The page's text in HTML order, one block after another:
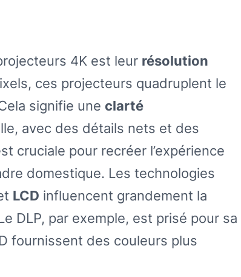
4K est leur résolution
ces projecteurs quadruplent le
signifie une clarté
avec des détails nets et des
cruciale pour recréer l’expérience
domestique. Les technologies
LCD influencent grandement la
DLP, par exemple, est prisé pour sa
fournissent des couleurs plus